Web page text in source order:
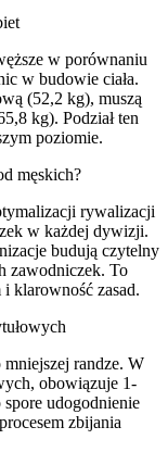
w porównaniu
w budowie ciała.
(52,2 kg), muszą
kg). Podział ten
poziomie.
męskich?
rywalizacji
w każdej dywizji.
budują czytelny
zawodniczek. To
klarowność zasad.
randze. W
obowiązuje 1-
udogodnienie
zbijania